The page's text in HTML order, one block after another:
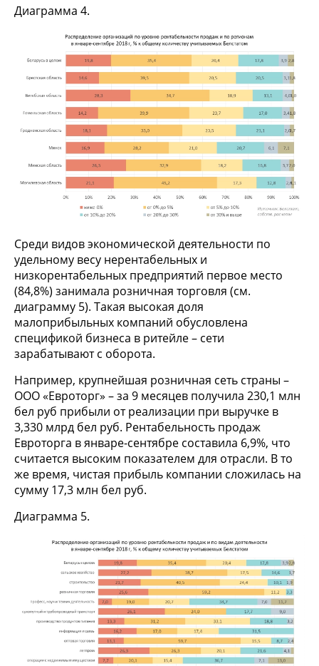
Диаграмма 4.
Среди видов экономической деятельности по
удельному весу нерентабельных и
низкорентабельных предприятий первое место
(84,8%) занимала розничная торговля (см.
диаграмму 5). Такая высокая доля
малоприбыльных компаний обусловлена
спецификой бизнеса в ритейле – сети
зарабатывают с оборота.
Например, крупнейшая розничная сеть страны –
ООО «Евроторг» – за 9 месяцев получила 230,1 млн
бел руб прибыли от реализации при выручке в
3,330 млрд бел руб. Рентабельность продаж
Евроторга в январе-сентябре составила 6,9%, что
считается высоким показателем для отрасли. В то
же время, чистая прибыль компании сложилась на
сумму 17,3 млн бел руб.
Диаграмма 5.